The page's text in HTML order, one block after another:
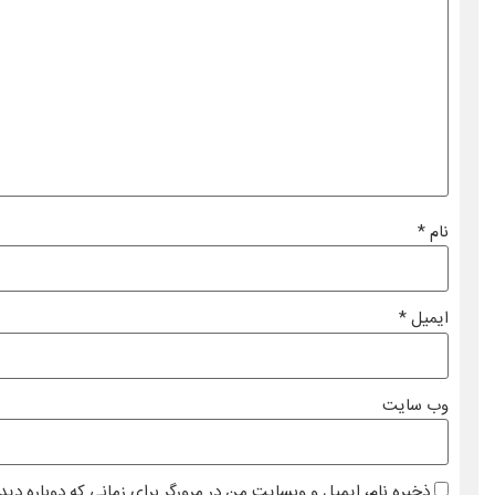
نام*
ایمیل*
وب‌ سایت